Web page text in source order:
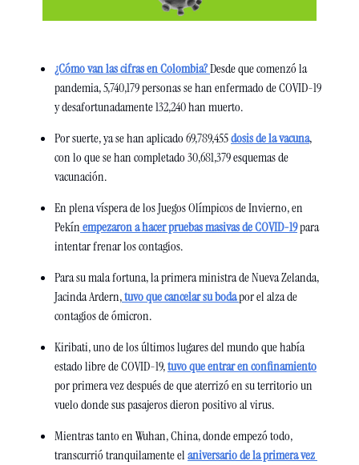
¿Cómo van las cifras en Colombia? Desde que comenzó la
pandemia, 5,740,179 personas se han enfermado de COVID-19
y desafortunadamente 132,240 han muerto.
Por suerte, ya se han aplicado 69,789,455 dosis de la vacuna,
con lo que se han completado 30,681,379 esquemas de
vacunación.
En plena víspera de los Juegos Olímpicos de Invierno, en
Pekín empezaron a hacer pruebas masivas de COVID-19 para
intentar frenar los contagios.
Para su mala fortuna, la primera ministra de Nueva Zelanda,
Jacinda Ardern, tuvo que cancelar su boda por el alza de
contagios de ómicron.
Kiribati, uno de los últimos lugares del mundo que había
estado libre de COVID-19, tuvo que entrar en confinamiento
por primera vez después de que aterrizó en su territorio un
vuelo donde sus pasajeros dieron positivo al virus.
Mientras tanto en Wuhan, China, donde empezó todo,
transcurrió tranquilamente el aniversario de la primera vez